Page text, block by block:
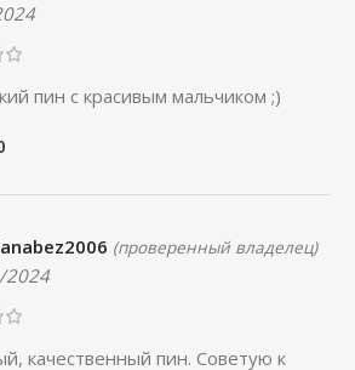
пин с красивым мальчиком ;)
(проверенный владелец)
2024
качественный пин. Советую к